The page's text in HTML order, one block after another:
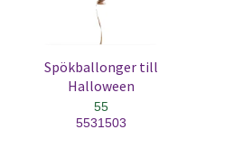
Spökballonger till
Halloween
55
5531503